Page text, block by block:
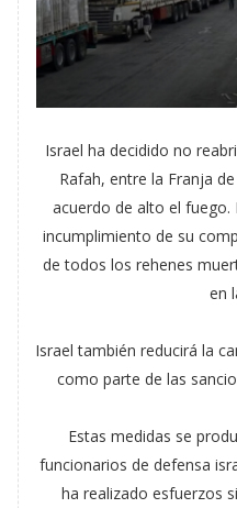
Israel ha decidido no
Rafah, entre la Franja
acuerdo de alto el fuego.
incumplimiento de su
de todos los rehenes
en
Israel también reducirá la
como parte de las
Estas medidas se
funcionarios de defensa
ha realizado esfuerzos